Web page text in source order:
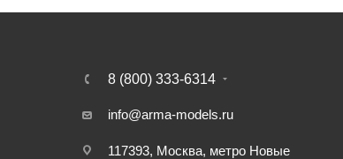
8 (800) 333-6314
info@arma-models.ru
117393, Москва, метро Новые